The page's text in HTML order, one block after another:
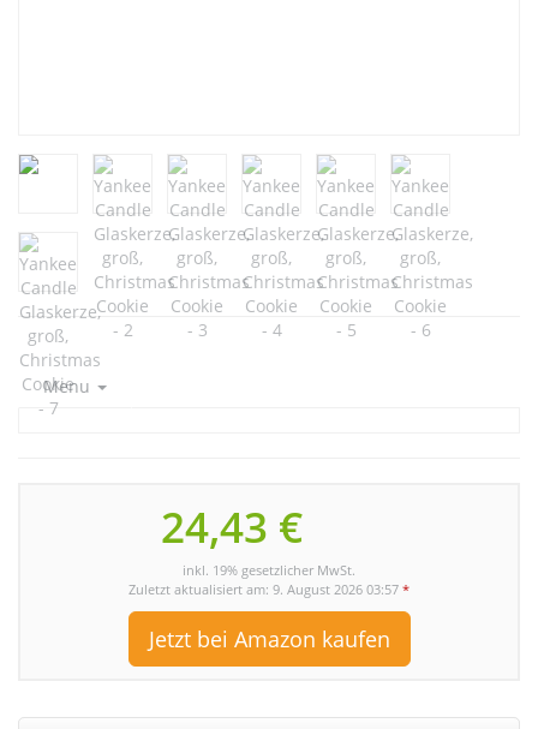
Menu
24,43 €
inkl. 19% gesetzlicher MwSt.
Zuletzt aktualisiert am: 9. August 2026 03:57 *
Jetzt bei Amazon kaufen